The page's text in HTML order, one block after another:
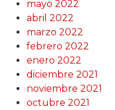
mayo 2022
abril 2022
marzo 2022
febrero 2022
enero 2022
diciembre 2021
noviembre 2021
octubre 2021